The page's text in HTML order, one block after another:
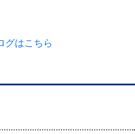
グはこちら